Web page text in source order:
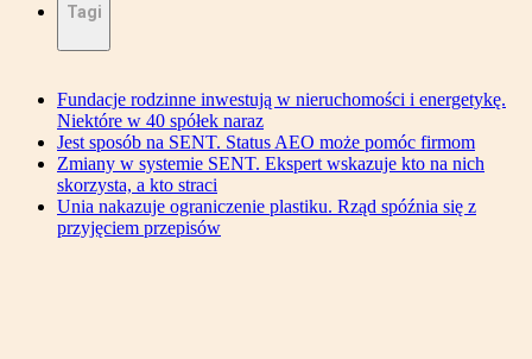
Tagi
Fundacje rodzinne inwestują w nieruchomości i energetykę.
Niektóre w 40 spółek naraz
Jest sposób na SENT. Status AEO może pomóc firmom
Zmiany w systemie SENT. Ekspert wskazuje kto na nich
skorzysta, a kto straci
Unia nakazuje ograniczenie plastiku. Rząd spóźnia się z
przyjęciem przepisów